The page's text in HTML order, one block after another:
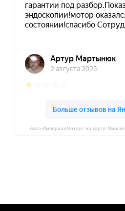
Авто-ИмпериалМоторс на карте